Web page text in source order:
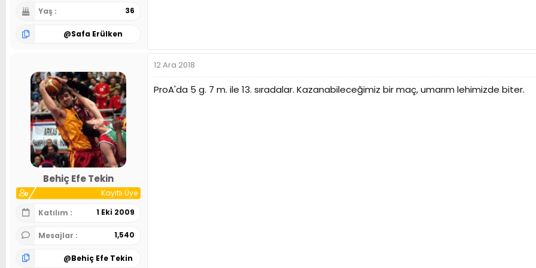
Yaş 36
@Safa Erülken
Behiç Efe Tekin
Kayıtlı Üye
Katılım
1 Eki 2009
Mesajlar 1,540
@Behiç Efe Tekin
12 Ara 2018
ProA'da 5 g. 7 m. ile 13. sıradalar. Kazanabileceğimiz bir maç, umarım lehimizde biter.